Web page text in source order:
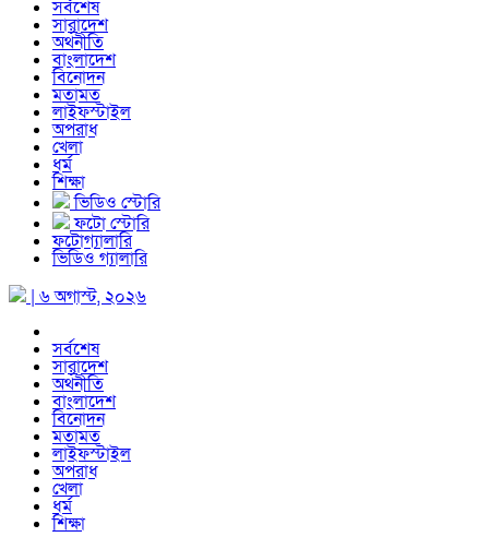
সর্বশেষ
সারাদেশ
অর্থনীতি
বাংলাদেশ
বিনোদন
মতামত
লাইফস্টাইল
অপরাধ
খেলা
ধর্ম
শিক্ষা
ভিডিও স্টোরি
ফটো স্টোরি
ফটোগ্যালারি
ভিডিও গ্যালারি
| ৬ অগাস্ট, ২০২৬
সর্বশেষ
সারাদেশ
অর্থনীতি
বাংলাদেশ
বিনোদন
মতামত
লাইফস্টাইল
অপরাধ
খেলা
ধর্ম
শিক্ষা